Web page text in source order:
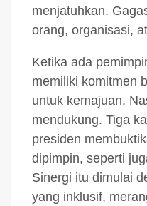
menjatuhkan.
orang, organisasi,
Ketika ada
memiliki komitmen
untuk kemajuan,
mendukung. Tiga
presiden
dipimpin, seperti
Sinergi itu dimulai
yang inklusif,